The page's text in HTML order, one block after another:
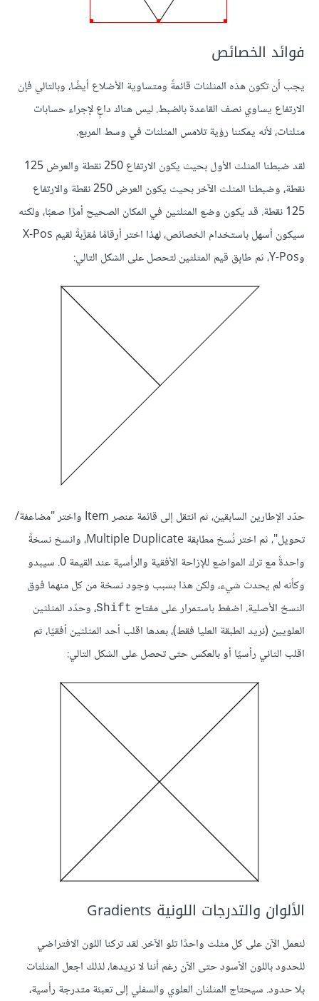
فوائد الخصائص
يجب أن تكون هذه المثلثات قائمةً ومتساوية الأضلاع أيضًا، وبالتالي فإن
الارتفاع يساوي نصف القاعدة بالضبط. ليس هناك داعٍ لإجراء حسابات
مثلثات، لأنه يمكننا رؤية تلامس المثلثات في وسط المربع.
لقد ضبطنا المثلث الأول بحيث يكون الارتفاع 250 نقطة والعرض 125
نقطة، وضبطنا المثلث الآخر بحيث يكون العرض 250 نقطة والارتفاع
125 نقطة. قد يكون وضع المثلثين في المكان الصحيح أمرًا صعبًا، ولكنه
سيكون أسهل باستخدام الخصائص، لهذا اختر أرقامًا مُقرَّبةً لقيم X-Pos
وY-Pos، ثم طابِق قيم المثلثين لتحصل على الشكل التالي:
حدّد الإطارين السابقين، ثم انتقل إلى قائمة عنصر Item واختر "مضاعفة/
تحويل"، ثم اختر نُسخ مطابقة Multiple Duplicate، وانسخ نسخةً
واحدةً مع ترك المواضع للإزاحة الأفقية والرأسية عند القيمة 0. سيبدو
وكأنه لم يحدث شيء، ولكن هذا بسبب وجود نسخة من كل منهما فوق
النسخ الأصلية. اضغط باستمرار على مفتاح Shift، وحدّد المثلثين
العلويين (نريد الطبقة العليا فقط)، بعدها اقلب أحد المثلثين أفقيًا، ثم
اقلب الثاني رأسيًا أو بالعكس حتى تحصل على الشكل التالي:
الألوان والتدرجات اللونية Gradients
لنعمل الآن على كل مثلث واحدًا تلو الآخر. لقد تركنا اللون الافتراضي
للحدود باللون الأسود حتى الآن رغم أننا لا نريدها، لذلك اجعل المثلثات
بلا حدود. سيحتاج المثلثان العلوي والسفلي إلى تعبئة متدرجة رأسية،